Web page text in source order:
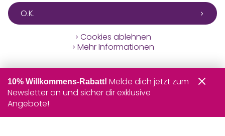
O.K.
Cookies ablehnen
Mehr Informationen
10% Willkommens-Rabatt! Melde dich jetzt zum
Newsletter an und sicher dir exklusive
Angebote!